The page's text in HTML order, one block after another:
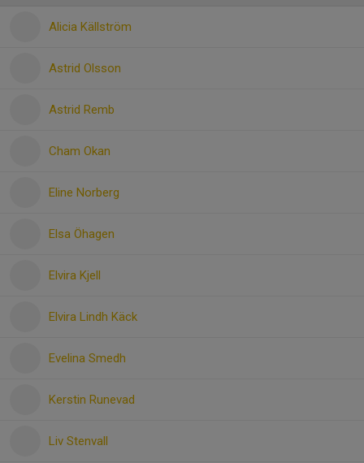
Alicia Källström
Astrid Olsson
Astrid Remb
Cham Okan
Eline Norberg
Elsa Öhagen
Elvira Kjell
Elvira Lindh Käck
Evelina Smedh
Kerstin Runevad
Liv Stenvall